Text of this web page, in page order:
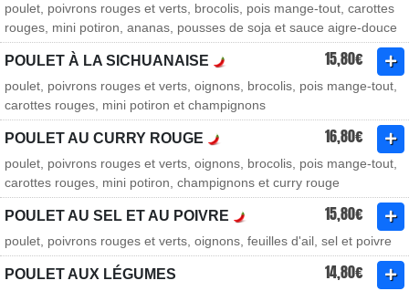
poulet, poivrons rouges et verts, brocolis, pois mange-tout, carottes
rouges, mini potiron, ananas, pousses de soja et sauce aigre-douce
POULET À LA SICHUANAISE 15,80€
poulet, poivrons rouges et verts, oignons, brocolis, pois mange-tout,
carottes rouges, mini potiron et champignons
POULET AU CURRY ROUGE 16,80€
poulet, poivrons rouges et verts, oignons, brocolis, pois mange-tout,
carottes rouges, mini potiron, champignons et curry rouge
POULET AU SEL ET AU POIVRE 15,80€
poulet, poivrons rouges et verts, oignons, feuilles d'ail, sel et poivre
POULET AUX LÉGUMES 14,80€